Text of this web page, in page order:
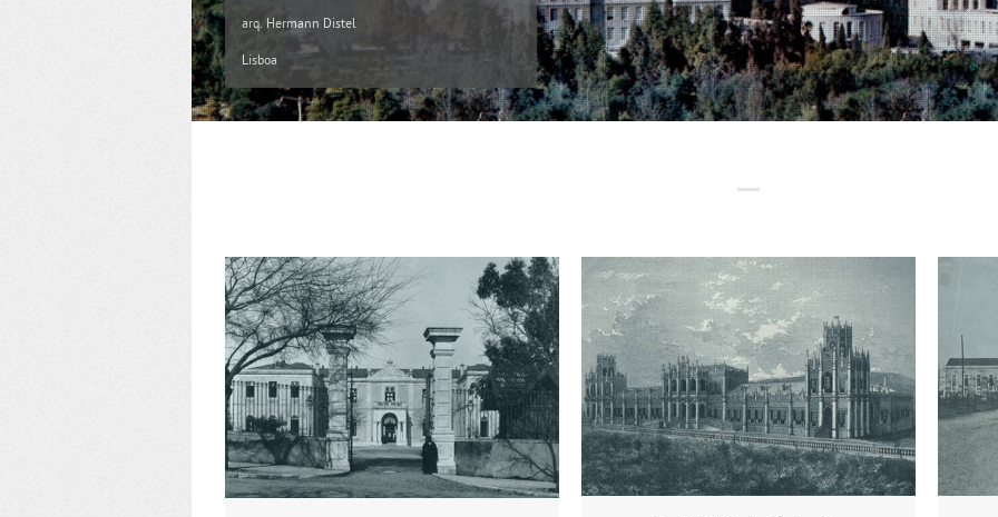
arq. Hermann Distel
Lisboa